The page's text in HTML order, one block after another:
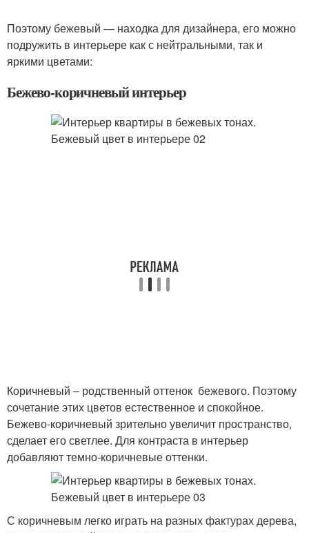
Поэтому бежевый — находка для дизайнера, его можно
подружить в интерьере как с нейтральными, так и
яркими цветами:
Бежево-коричневый интерьер
Коричневый – родственный оттенок бежевого. Поэтому
сочетание этих цветов естественное и спокойное.
Бежево-коричневый зрительно увеличит пространство,
сделает его светлее. Для контраста в интерьер
добавляют темно-коричневые оттенки.
С коричневым легко играть на разных фактурах дерева,